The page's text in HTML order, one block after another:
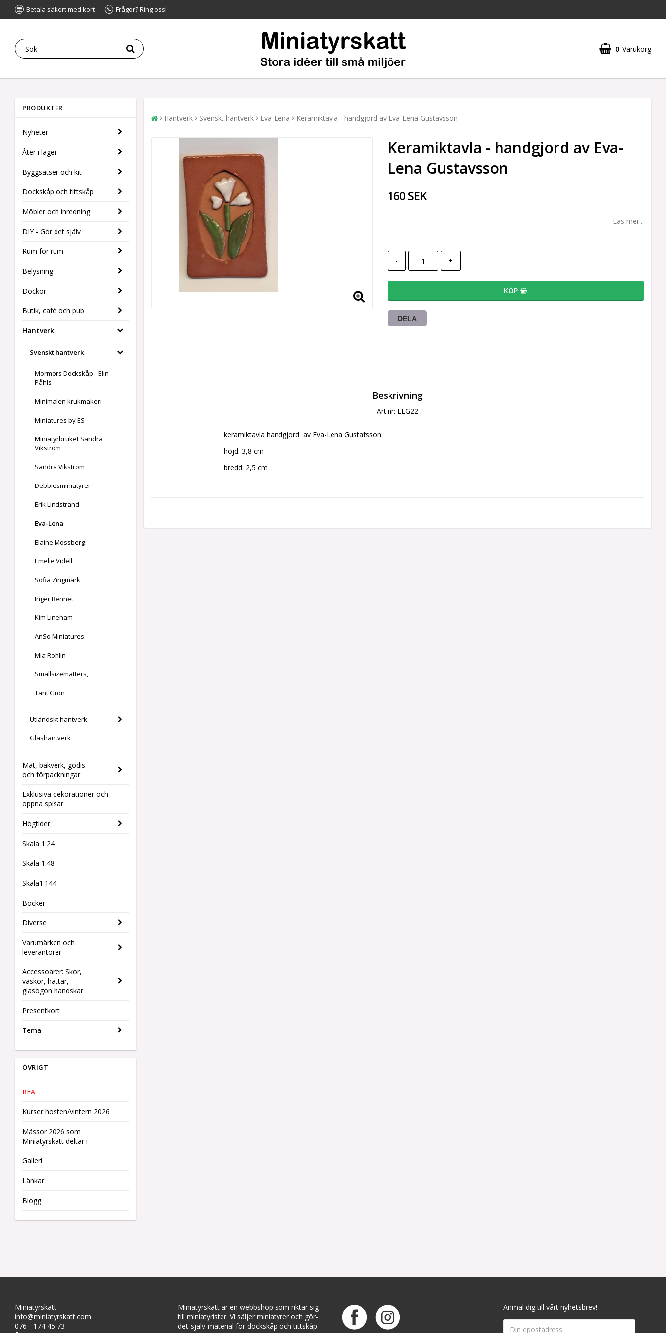
Betala säkert med kort Frågor? Ring oss!
0 Varukorg
PRODUKTER
Nyheter
Åter i lager
Byggsatser och kit
Dockskåp och tittskåp
Möbler och inredning
DIY - Gör det själv
Rum för rum
Belysning
Dockor
Butik, café och pub
Hantverk
Svenskt hantverk
Mormors Dockskåp - Elin
Påhls
Minimalen krukmakeri
Miniatures by ES
Miniatyrbruket Sandra
Vikström
Sandra Vikström
Debbiesminiatyrer
Erik Lindstrand
Eva-Lena
Elaine Mossberg
Emelie Videll
Sofia Zingmark
Inger Bennet
Kim Lineham
AnSo Miniatures
Mia Rohlin
Smallsizematters,
Tant Grön
Utländskt hantverk
Glashantverk
Mat, bakverk, godis
och förpackningar
Exklusiva dekorationer och
öppna spisar
Högtider
Skala 1:24
Skala 1:48
Skala1:144
Böcker
Diverse
Varumärken och
leverantörer
Accessoarer: Skor,
väskor, hattar,
glasögon handskar
Presentkort
Tema
ÖVRIGT
REA
Kurser hösten/vintern 2026
Mässor 2026 som
Miniatyrskatt deltar i
Galleri
Länkar
Blogg
Hantverk Svenskt hantverk Eva-Lena Keramiktavla - handgjord av Eva-Lena Gustavsson
Keramiktavla - handgjord av Eva-
Lena Gustavsson
160 SEK
Läs mer...
- +
KÖP
DELA
Beskrivning
Art.nr: ELG22
keramiktavla handgjord  av Eva-Lena Gustafsson
höjd: 3,8 cm
bredd: 2,5 cm
Miniatyrskatt
info@miniatyrskatt.com
076 - 174 45 73
Miniatyrskatt är en webbshop som riktar sig
till miniatyrister. Vi säljer miniatyrer och gör-
det-själv-material för dockskåp och tittskåp.
Anmäl dig till vårt nyhetsbrev!